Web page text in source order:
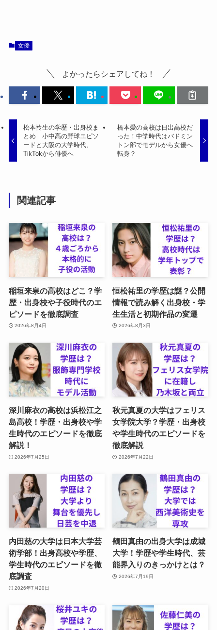
女優
よかったらシェアしてね！
松本怜生の学歴・出身校ま
とめ｜小中高の野球エピソ
ードと大阪の大学時代、
TikTokから俳優へ
橋本愛の高校は日出高校だ
った！中学時代はバドミン
トン部でモデルから女優へ
転身？
関連記事
稲垣来泉の高校はどこ？学
歴・出身校や子役時代のエ
ピソードを徹底調査
2026年8月4日
恒松祐里の学歴は謎？公開
情報で読み解く出身校・学
生生活と初期作品の変遷
2026年8月3日
深川麻衣の高校は浜松江之
島高校！学歴・出身校や学
生時代のエピソードを徹底
解説！
2026年7月25日
秋元真夏の大学はフェリス
女学院大学？学歴・出身校
や学生時代のエピソードを
徹底解説
2026年7月22日
内田慈の大学は日本大学芸
術学部！出身高校や学歴、
学生時代のエピソードを徹
底調査
2026年7月20日
鶴田真由の出身大学は成城
大学！学歴や学生時代、芸
能界入りのきっかけとは？
2026年7月19日